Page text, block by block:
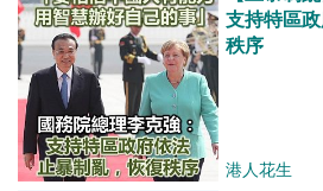
支持特區
秩序
港人花生